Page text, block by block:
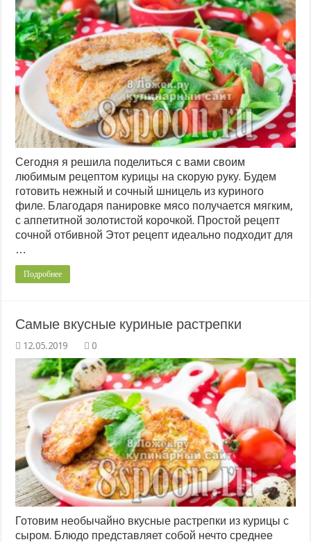
Сегодня я решила поделиться с вами своим
любимым рецептом курицы на скорую руку. Будем
готовить нежный и сочный шницель из куриного
филе. Благодаря панировке мясо получается мягким,
с аппетитной золотистой корочкой. Простой рецепт
сочной отбивной Этот рецепт идеально подходит для
…
Подробнее
Самые вкусные куриные растрепки
0
Готовим необычайно вкусные растрепки из курицы с
сыром. Блюдо представляет собой нечто среднее